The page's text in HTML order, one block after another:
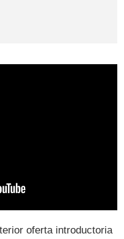
oferta introductoria